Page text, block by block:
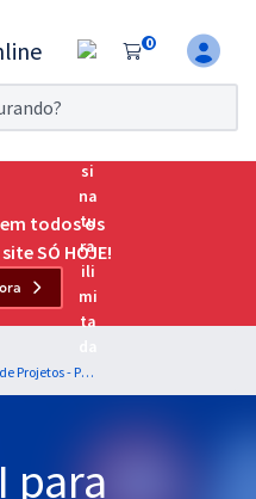
0
dias!
Exame da
principais
todos os
SÓ HOJE!
Carreira de TI para Concursos - Gestão Ágil de Projetos - Professor Darlan Venturelli
para